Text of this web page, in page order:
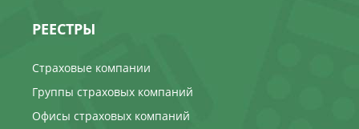
РЕЕСТРЫ
Страховые компании
Группы страховых компаний
Офисы страховых компаний